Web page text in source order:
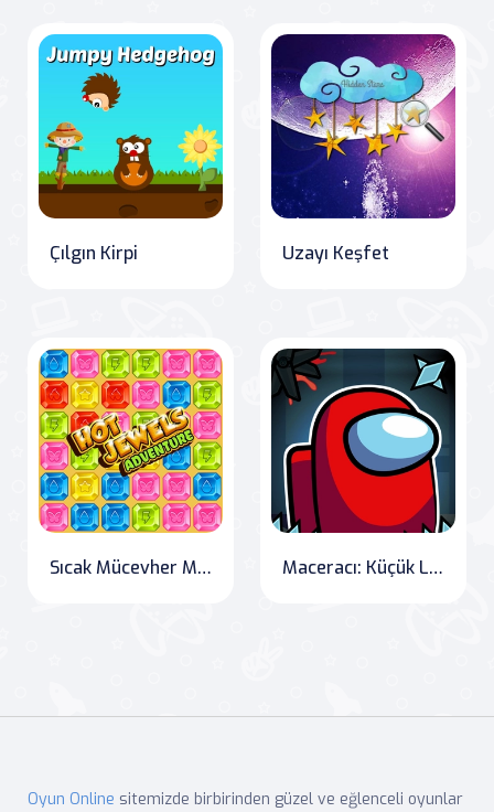
Çılgın Kirpi Uzayı Keşfet
Sıcak Mücevher Macerası Maceracı: Küçük Labirentler
Oyun Online sitemizde birbirinden güzel ve eğlenceli oyunlar